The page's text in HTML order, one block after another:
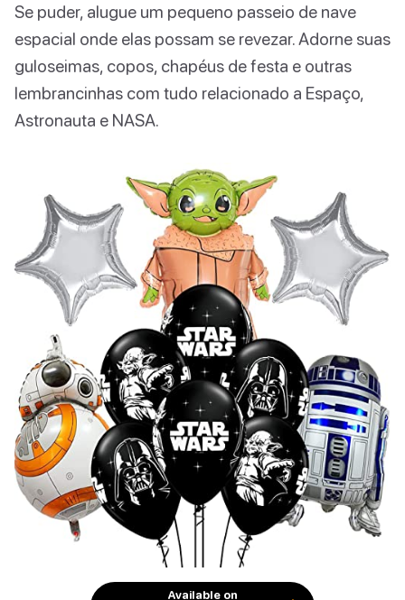
Se puder, alugue um pequeno passeio de nave
espacial onde elas possam se revezar. Adorne suas
guloseimas, copos, chapéus de festa e outras
lembrancinhas com tudo relacionado a Espaço,
Astronauta e NASA.
Available on